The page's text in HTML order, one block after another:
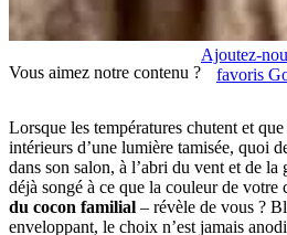
Vous aimez notre contenu ?
Ajoutez-
favoris
Lorsque les températures chutent et
intérieurs d’une lumière tamisée, quoi
dans son salon, à l’abri du vent et de
déjà songé à ce que la couleur de votre
du cocon familial – révèle de vous ?
enveloppant, le choix n’est jamais